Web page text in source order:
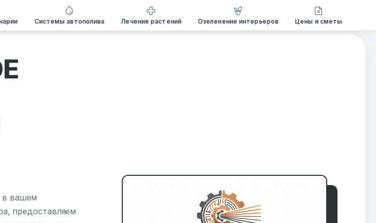
в вашем
предоставляем
Системы автополива Лечение растений Озеленение интерьеров Цены и сметы